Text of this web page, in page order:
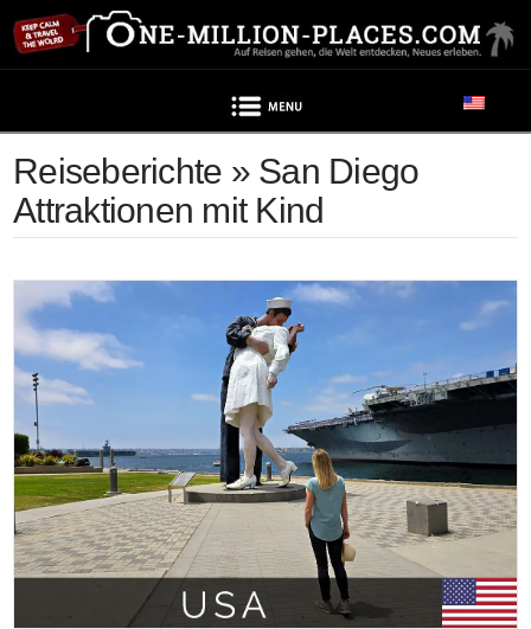
Reiseberichte » San Diego
Attraktionen mit Kind